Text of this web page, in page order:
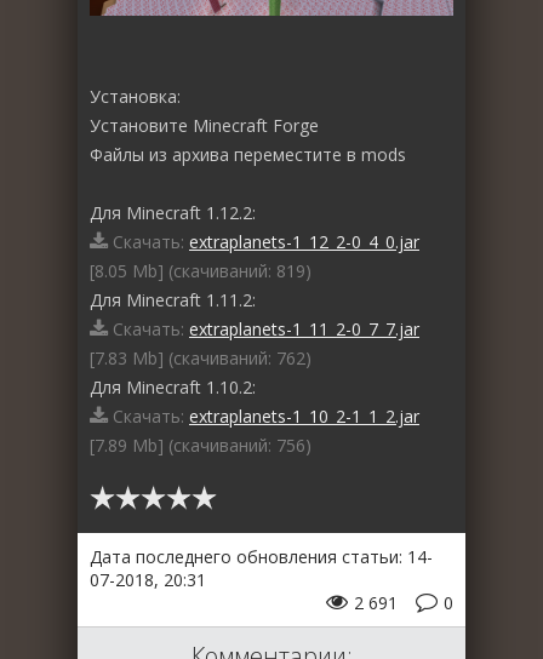
Установка:
Установите Minecraft Forge
Файлы из архива переместите в mods
Для Minecraft 1.12.2:
Скачать: extraplanets-1_12_2-0_4_0.jar
[8.05 Mb] (cкачиваний: 819)
Для Minecraft 1.11.2:
Скачать: extraplanets-1_11_2-0_7_7.jar
[7.83 Mb] (cкачиваний: 762)
Для Minecraft 1.10.2:
Скачать: extraplanets-1_10_2-1_1_2.jar
[7.89 Mb] (cкачиваний: 756)
Дата последнего обновления статьи: 14-
07-2018, 20:31
0
2 691